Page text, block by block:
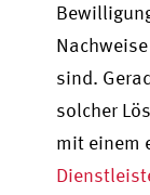
sind.
solcher
mit einem